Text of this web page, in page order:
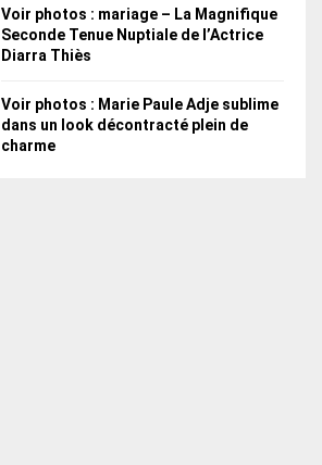
Voir photos : mariage – La Magnifique
Seconde Tenue Nuptiale de l’Actrice
Diarra Thiès
Voir photos : Marie Paule Adje sublime
dans un look décontracté plein de
charme